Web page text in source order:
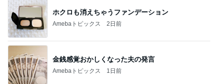
ホクロも消えちゃうファンデーション
Amebaトピックス 2日前
金銭感覚おかしくなった夫の発言
Amebaトピックス 1日前